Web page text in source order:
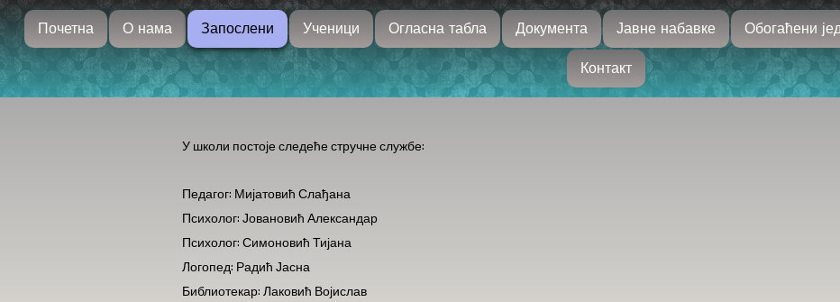
Почетна О нама Запослени Ученици Огласна табла Документа Јавне набавке Обогаћени
Контакт
У школи постоје следеће стручне службе:
Педагог: Мијатовић Слађана
Психолог: Јовановић Александар
Психолог: Симоновић Тијана
Логопед: Радић Јасна
Библиотекар: Лаковић Војислав